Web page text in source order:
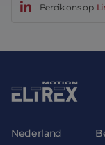
Bereik ons op
Nederland